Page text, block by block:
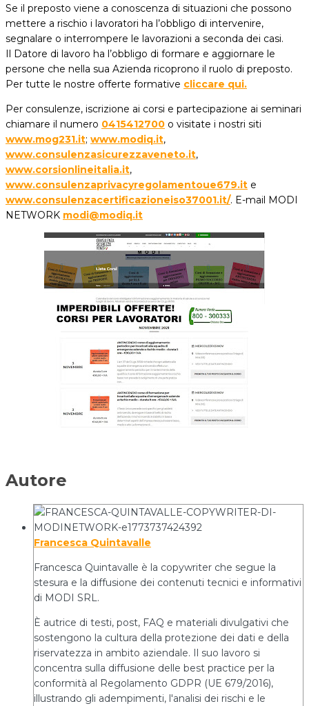
Se il preposto viene a conoscenza di situazioni che possono
mettere a rischio i lavoratori ha l’obbligo di intervenire,
segnalare o interrompere le lavorazioni a seconda dei casi.
Il Datore di lavoro ha l’obbligo di formare e aggiornare le
persone che nella sua Azienda ricoprono il ruolo di preposto.
Per tutte le nostre offerte formative cliccare qui.
Per consulenze, iscrizione ai corsi e partecipazione ai seminari
chiamare il numero 0415412700 o visitate i nostri siti
www.mog231.it; www.modiq.it,
www.consulenzasicurezzaveneto.it,
www.corsionlineitalia.it,
www.consulenzaprivacyregolamentoue679.it e
www.consulenzacertificazioneiso37001.it/. E-mail MODI
NETWORK modi@modiq.it
Autore
Francesca Quintavalle
Francesca Quintavalle è la copywriter che segue la
stesura e la diffusione dei contenuti tecnici e informativi
di MODI SRL.
È autrice di testi, post, FAQ e materiali divulgativi che
sostengono la cultura della protezione dei dati e della
riservatezza in ambito aziendale. Il suo lavoro si
concentra sulla diffusione delle best practice per la
conformità al Regolamento GDPR (UE 679/2016),
illustrando gli adempimenti, l'analisi dei rischi e le